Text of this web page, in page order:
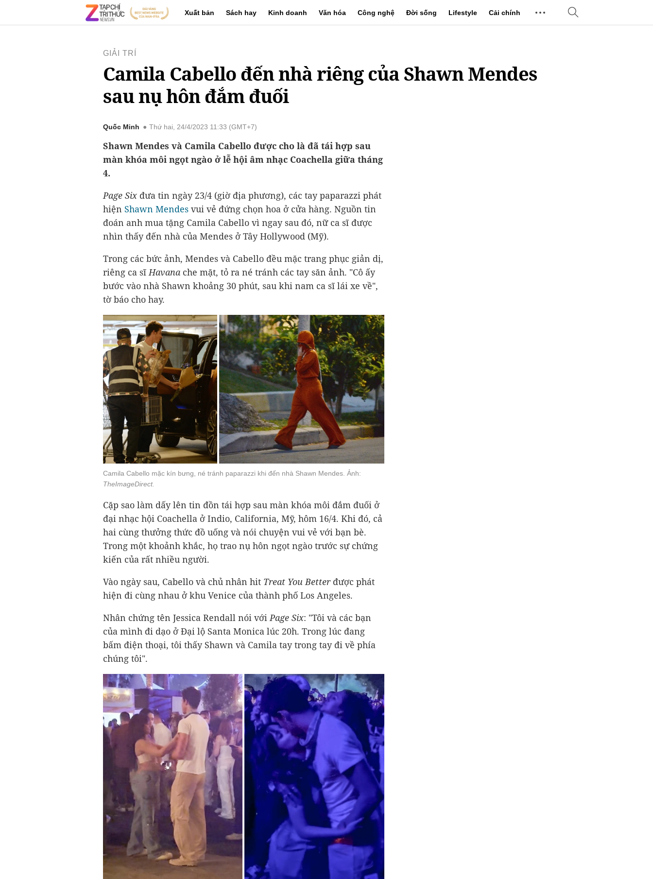
Xuất bản Sách hay Kinh doanh Văn hóa Công nghệ Đời sống Lifestyle Cải chính
GIẢI TRÍ
Camila Cabello đến nhà riêng của Shawn Mendes
sau nụ hôn đắm đuối
Quốc Minh Thứ hai, 24/4/2023 11:33 (GMT+7)
Shawn Mendes và Camila Cabello được cho là đã tái hợp sau
màn khóa môi ngọt ngào ở lễ hội âm nhạc Coachella giữa tháng
4.
Page Six đưa tin ngày 23/4 (giờ địa phương), các tay paparazzi phát
hiện Shawn Mendes vui vẻ đứng chọn hoa ở cửa hàng. Nguồn tin
đoán anh mua tặng Camila Cabello vì ngay sau đó, nữ ca sĩ được
nhìn thấy đến nhà của Mendes ở Tây Hollywood (Mỹ).
Trong các bức ảnh, Mendes và Cabello đều mặc trang phục giản dị,
riêng ca sĩHavanache mặt, tỏ ra né tránh các tay săn ảnh. "Cô ấy
bước vào nhà Shawn khoảng 30 phút, sau khi nam ca sĩ lái xe về",
tờ báo cho hay.
Camila Cabello mặc kín bưng, né tránh paparazzi khi đến nhà Shawn Mendes. Ảnh:
TheImageDirect.
Cặp sao làm dấy lên tin đồn tái hợp sau màn khóa môi đắm đuối ở
đại nhạc hội Coachella ở Indio, California, Mỹ, hôm 16/4. Khi đó, cả
hai cùng thưởng thức đồ uống và nói chuyện vui vẻ với bạn bè.
Trong một khoảnh khắc, họ trao nụ hôn ngọt ngào trước sự chứng
kiến của rất nhiều người.
Vào ngày sau, Cabello và chủ nhân hit Treat You Betterđược phát
hiện đi cùng nhau ở khu Venice của thành phố Los Angeles.
Nhân chứng tên Jessica Rendall nói vớiPage Six: "Tôi và các bạn
của mình đi dạo ở Đại lộ Santa Monica lúc 20h. Trong lúc đang
bấm điện thoại, tôi thấy Shawn và Camila tay trong tay đi về phía
chúng tôi".